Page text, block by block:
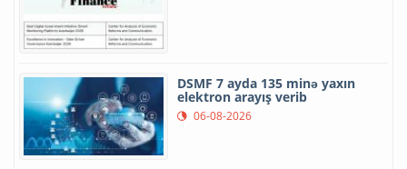
DSMF 7 ayda 135 minə yaxın
elektron arayış verib
06-08-2026